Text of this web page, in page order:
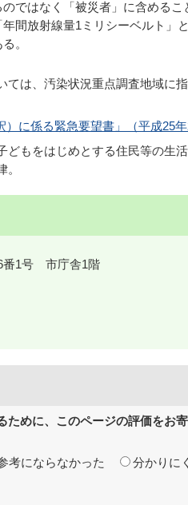
ではなく「被災者」に含める
年間放射線量1ミリシーベルト」
。
は、汚染状況重点調査地域に
に係る緊急要望書」（平成25年
どもをはじめとする住民等の生
番1号 市庁舎1階
めに、このページの評価をお
考にならなかった 分かりに